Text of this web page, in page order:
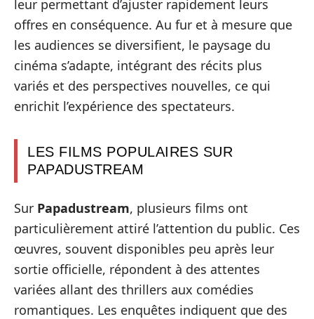
leur permettant d’ajuster rapidement leurs
offres en conséquence. Au fur et à mesure que
les audiences se diversifient, le paysage du
cinéma s’adapte, intégrant des récits plus
variés et des perspectives nouvelles, ce qui
enrichit l’expérience des spectateurs.
LES FILMS POPULAIRES SUR
PAPADUSTREAM
Sur Papadustream, plusieurs films ont
particulièrement attiré l’attention du public. Ces
œuvres, souvent disponibles peu après leur
sortie officielle, répondent à des attentes
variées allant des thrillers aux comédies
romantiques. Les enquêtes indiquent que des